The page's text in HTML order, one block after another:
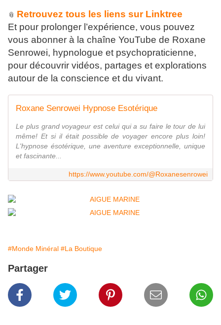
📎 Retrouvez tous les liens sur Linktree
Et pour prolonger l’expérience, vous pouvez
vous abonner à la chaîne YouTube de Roxane
Senrowei, hypnologue et psychopraticienne,
pour découvrir vidéos, partages et explorations
autour de la conscience et du vivant.
Roxane Senrowei Hypnose Esotérique
Le plus grand voyageur est celui qui a su faire le tour de lui
même! Et si il était possible de voyager encore plus loin!
L'hypnose ésotérique, une aventure exceptionnelle, unique
et fascinante...
https://www.youtube.com/@Roxanesenrowei
#Monde Minéral #La Boutique
Partager